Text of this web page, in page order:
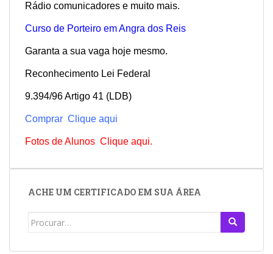
Rádio comunicadores e muito mais.
Curso de Porteiro em Angra dos Reis
Garanta a sua vaga hoje mesmo.
Reconhecimento Lei Federal
9.394/96 Artigo 41 (LDB)
Comprar Clique aqui
Fotos de Alunos Clique aqui.
ACHE UM CERTIFICADO EM SUA ÁREA
Search